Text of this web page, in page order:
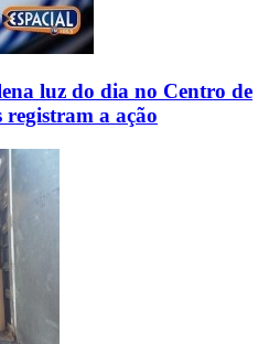
luz do dia no Centro de
a ação